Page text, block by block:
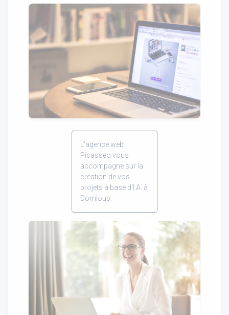
L'agence web
Picasseo vous
accompagne sur la
création de vos
projets à base d'I.A. à
Domloup.